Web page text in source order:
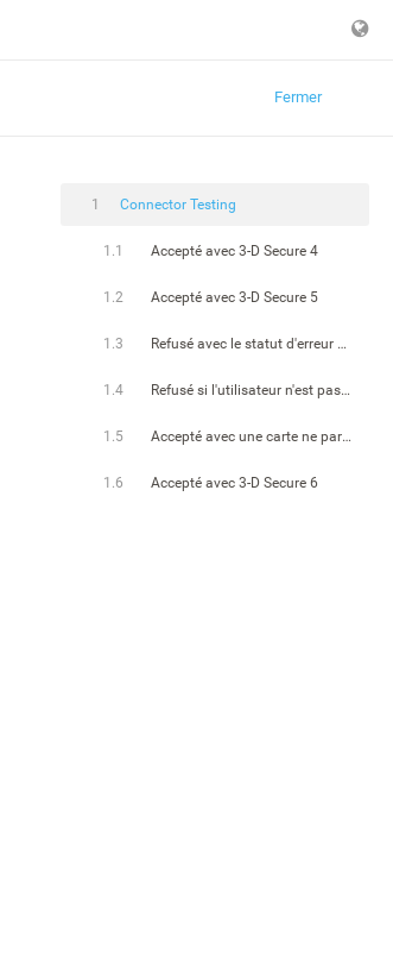
Fermer
1 Connector Testing
1.1 Accepté avec 3-D Secure 4
1.2 Accepté avec 3-D Secure 5
1.3 Refusé avec le statut d'erreur 3-D Secure
1.4 Refusé si l'utilisateur n'est pas inscrit à 3-D Secure
1.5 Accepté avec une carte ne participant pas à 3-D Secure
1.6 Accepté avec 3-D Secure 6